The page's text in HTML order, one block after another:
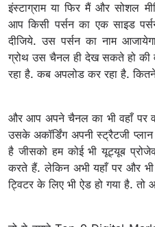
इंस्टाग्राम या फिर मैं और सोशल
आप किसी पर्सन का एक साइड
दीजिये. उस पर्सन का नाम
ग्रोथ उस चैनल ही देख सकते हो की
रहा है. कब अपलोड कर रहा है.
और आप अपने चैनल का भी वहाँ पर
उसके अकॉर्डिंग अपनी स्ट्रैटजी
है जीसको हम कोई भी यूट्यूब
करते हैं. लेकिन अभी यहाँ पर और भी
ट्विटर के लिए भी ऐड हो गया है.